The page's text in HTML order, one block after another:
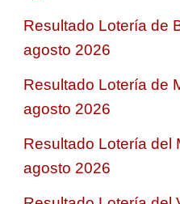
Resultado Lotería de
agosto 2026
Resultado Lotería de
agosto 2026
Resultado Lotería del
agosto 2026